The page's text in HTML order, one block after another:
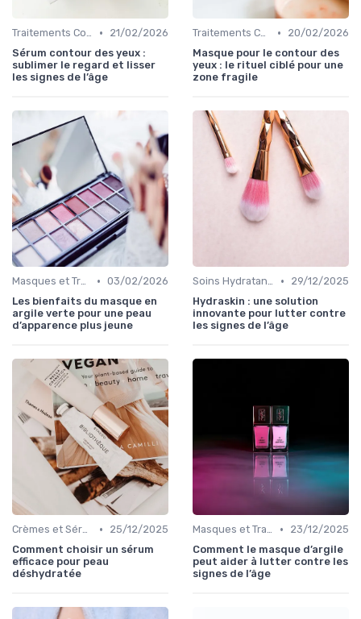
Traitements Contour des Yeux •
21/02/2026
Sérum contour des yeux :
sublimer le regard et lisser
les signes de l’âge
Traitements Contour des Yeux •
20/02/2026
Masque pour le contour des
yeux : le rituel ciblé pour une
zone fragile
Masques et Traitements Intensifs • 03/02/2026
Les bienfaits du masque en
argile verte pour une peau
d’apparence plus jeune
Soins Hydratants Raffermissants •
29/12/2025
Hydraskin : une solution
innovante pour lutter contre
les signes de l’âge
Crèmes et Sérums Anti-Rides •
25/12/2025
Comment choisir un sérum
efficace pour peau
déshydratée
Masques et Traitements Intensifs •
23/12/2025
Comment le masque d’argile
peut aider à lutter contre les
signes de l’âge